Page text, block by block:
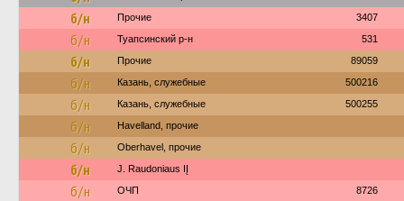
б/н Прочие 3407
б/н Туапсинский р-н 531
б/н Прочие 89059
б/н Казань, служебные 500216
б/н Казань, служебные 500255
б/н Havelland, прочие
б/н Oberhavel, прочие
б/н J. Raudoniaus IĮ
б/н ОЧП 8726